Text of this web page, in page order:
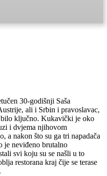
30-godišnji Saša
ali i Srbin i pravoslavac,
bilo ključno. Kukavički je oko
i dvjema njihovom
a nakon što su ga tri napadača
je neviđeno brutalno
svi koju su se našli u to
restorana kraj čije se terase
.